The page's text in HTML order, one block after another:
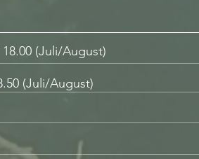
(Juli/August)
(Juli/August)